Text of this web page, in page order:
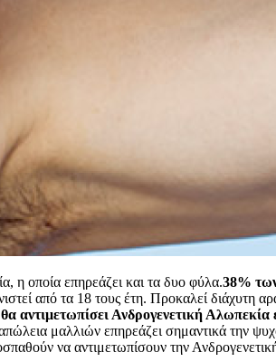
η οποία επηρεάζει και τα δυο φύλα.38%
από τα 18 τους έτη. Προκαλεί διάχυτη
αντιμετωπίσει Ανδρογενετική
μαλλιών επηρεάζει σημαντικά την
να αντιμετωπίσουν την